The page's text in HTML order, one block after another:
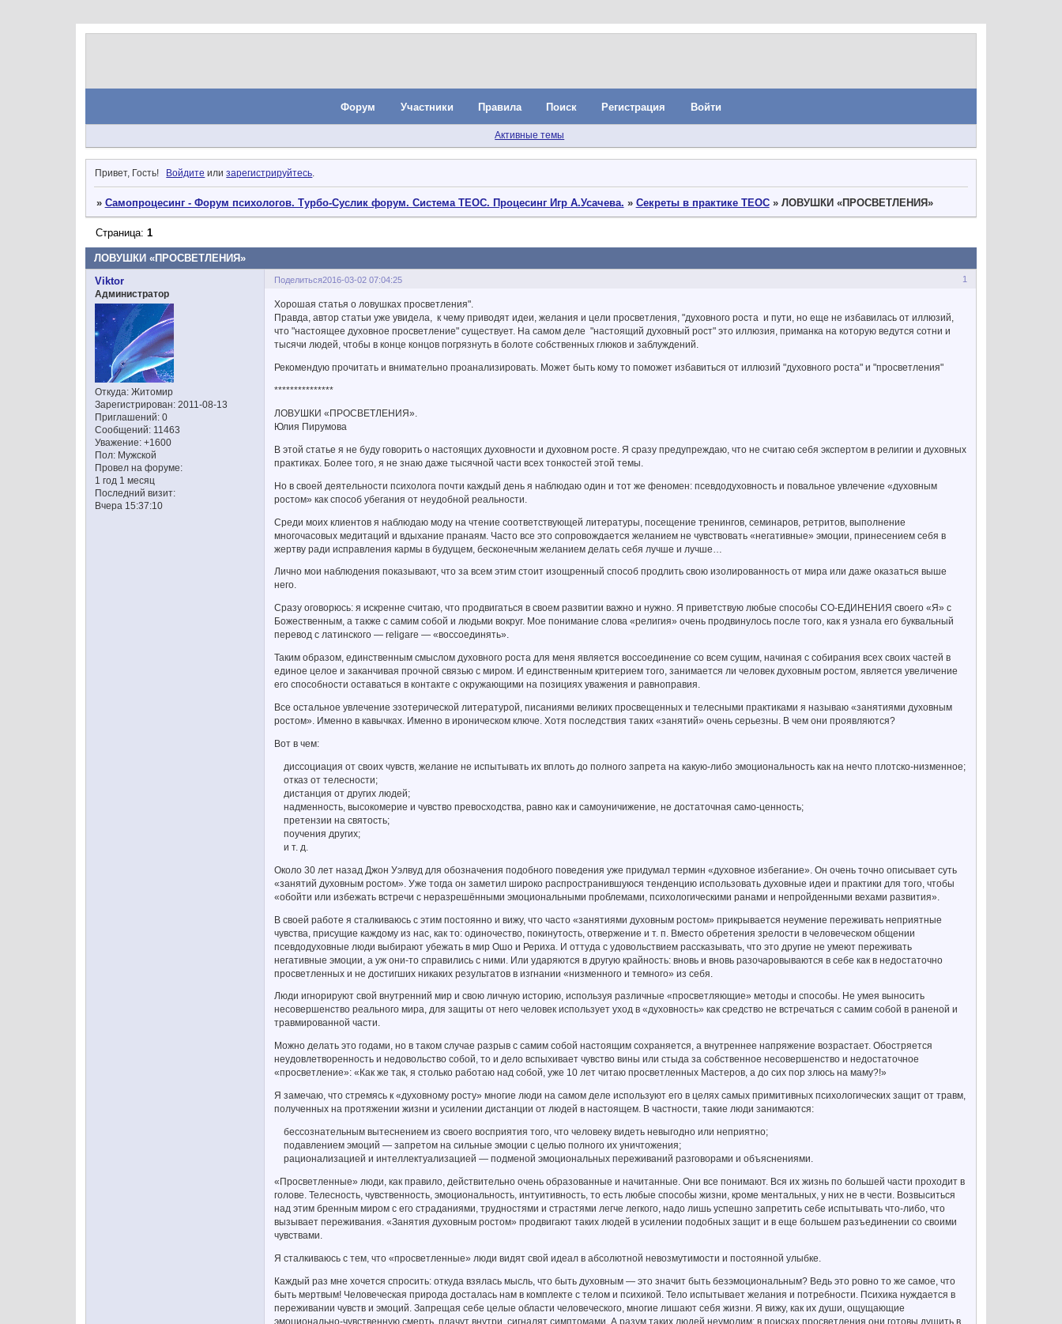
Форум Участники Правила Поиск Регистрация Войти
Активные темы
Привет, Гость! Войдите илизарегистрируйтесь
» Самопроцесинг - Форум психологов. Турбо-Суслик форум. Система ТЕОС. Процесинг Игр А.Усачева. » Секреты в практике ТЕОС » ЛОВУШКИ «ПРОСВЕТЛЕНИЯ»
ЛОВУШКИ «ПРОСВЕТЛЕНИЯ»
Страница: 1
Поделиться 1
2016-03-02 07:04:25
Viktor
Администратор
Откуда: Житомир
Зарегистрирован: 2011-08-13
Приглашений: 0
Сообщений: 11463
Уважение: +1600
Пол: Мужской
Провел на форуме:
1 год 1 месяц
Последний визит:
Вчера 15:37:10
Хорошая статья о ловушках просветления".
Правда, автор статьи уже увидела, к чему приводят идеи, желания и цели просветления, "духовного роста и пути, но еще не избавилась от иллюзий,
что "настоящее духовное просветление" существует. На самом деле "настоящий духовный рост" это иллюзия, приманка на которую ведутся сотни и
тысячи людей, чтобы в конце концов погрязнуть в болоте собственных глюков и заблуждений.
Рекомендую прочитать и внимательно проанализировать. Может быть кому то поможет избавиться от иллюзий "духовного роста" и "просветления"
***************
ЛОВУШКИ «ПРОСВЕТЛЕНИЯ».
Юлия Пирумова
В этой статье я не буду говорить о настоящих духовности и духовном росте. Я сразу предупреждаю, что не считаю себя экспертом в религии и духовных
практиках. Более того, я не знаю даже тысячной части всех тонкостей этой темы.
Но в своей деятельности психолога почти каждый день я наблюдаю один и тот же феномен: псевдодуховность и повальное увлечение «духовным
ростом» как способ убегания от неудобной реальности.
Среди моих клиентов я наблюдаю моду на чтение соответствующей литературы, посещение тренингов, семинаров, ретритов, выполнение
многочасовых медитаций и вдыхание пранаям. Часто все это сопровождается желанием не чувствовать «негативные» эмоции, принесением себя в
жертву ради исправления кармы в будущем, бесконечным желанием делать себя лучше и лучше…
Лично мои наблюдения показывают, что за всем этим стоит изощренный способ продлить свою изолированность от мира или даже оказаться выше
него.
Сразу оговорюсь: я искренне считаю, что продвигаться в своем развитии важно и нужно. Я приветствую любые способы СО-ЕДИНЕНИЯ своего «Я» с
Божественным, а также с самим собой и людьми вокруг. Мое понимание слова «религия» очень продвинулось после того, как я узнала его буквальный
перевод с латинского — religare — «воссоединять».
Таким образом, единственным смыслом духовного роста для меня является воссоединение со всем сущим, начиная с собирания всех своих частей в
единое целое и заканчивая прочной связью с миром. И единственным критерием того, занимается ли человек духовным ростом, является увеличение
его способности оставаться в контакте с окружающими на позициях уважения и равноправия.
Все остальное увлечение эзотерической литературой, писаниями великих просвещенных и телесными практиками я называю «занятиями духовным
ростом». Именно в кавычках. Именно в ироническом ключе. Хотя последствия таких «занятий» очень серьезны. В чем они проявляются?
Вот в чем:
диссоциация от своих чувств, желание не испытывать их вплоть до полного запрета на какую-либо эмоциональность как на нечто плотско-низменное;
отказ от телесности;
дистанция от других людей;
надменность, высокомерие и чувство превосходства, равно как и самоуничижение, не достаточная само-ценность;
претензии на святость;
поучения других;
и т. д.
Около 30 лет назад Джон Уэлвуд для обозначения подобного поведения уже придумал термин «духовное избегание». Он очень точно описывает суть
«занятий духовным ростом». Уже тогда он заметил широко распространившуюся тенденцию использовать духовные идеи и практики для того, чтобы
«обойти или избежать встречи с неразрешёнными эмоциональными проблемами, психологическими ранами и непройденными вехами развития».
В своей работе я сталкиваюсь с этим постоянно и вижу, что часто «занятиями духовным ростом» прикрывается неумение переживать неприятные
чувства, присущие каждому из нас, как то: одиночество, покинутость, отвержение и т. п. Вместо обретения зрелости в человеческом общении
псевдодуховные люди выбирают убежать в мир Ошо и Рериха. И оттуда с удовольствием рассказывать, что это другие не умеют переживать
негативные эмоции, а уж они-то справились с ними. Или ударяются в другую крайность: вновь и вновь разочаровываются в себе как в недостаточно
просветленных и не достигших никаких результатов в изгнании «низменного и темного» из себя.
Люди игнорируют свой внутренний мир и свою личную историю, используя различные «просветляющие» методы и способы. Не умея выносить
несовершенство реального мира, для защиты от него человек использует уход в «духовность» как средство не встречаться с самим собой в раненой и
травмированной части.
Можно делать это годами, но в таком случае разрыв с самим собой настоящим сохраняется, а внутреннее напряжение возрастает. Обостряется
неудовлетворенность и недовольство собой, то и дело вспыхивает чувство вины или стыда за собственное несовершенство и недостаточное
«просветление»: «Как же так, я столько работаю над собой, уже 10 лет читаю просветленных Мастеров, а до сих пор злюсь на маму?!»
Я замечаю, что стремясь к «духовному росту» многие люди на самом деле используют его в целях самых примитивных психологических защит от травм,
полученных на протяжении жизни и усилении дистанции от людей в настоящем. В частности, такие люди занимаются:
бессознательным вытеснением из своего восприятия того, что человеку видеть невыгодно или неприятно;
подавлением эмоций — запретом на сильные эмоции с целью полного их уничтожения;
рационализацией и интеллектуализацией — подменой эмоциональных переживаний разговорами и объяснениями.
«Просветленные» люди, как правило, действительно очень образованные и начитанные. Они все понимают. Вся их жизнь по большей части проходит в
голове. Телесность, чувственность, эмоциональность, интуитивность, то есть любые способы жизни, кроме ментальных, у них не в чести. Возвыситься
над этим бренным миром с его страданиями, трудностями и страстями легче легкого, надо лишь успешно запретить себе испытывать что-либо, что
вызывает переживания. «Занятия духовным ростом» продвигают таких людей в усилении подобных защит и в еще большем разъединении со своими
чувствами.
Я сталкиваюсь с тем, что «просветленные» люди видят свой идеал в абсолютной невозмутимости и постоянной улыбке.
Каждый раз мне хочется спросить: откуда взялась мысль, что быть духовным — это значит быть безэмоциональным? Ведь это ровно то же самое, что
быть мертвым! Человеческая природа досталась нам в комплекте с телом и психикой. Тело испытывает желания и потребности. Психика нуждается в
переживании чувств и эмоций. Запрещая себе целые области человеческого, многие лишают себя жизни. Я вижу, как их души, ощущающие
эмоционально-чувственную смерть, плачут внутри, сигналят симптомами. А разум таких людей неумолим: в поисках просветления они готовы душить в